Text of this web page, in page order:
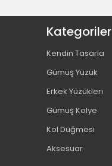
Kategoriler
Kendin Tasarla
Gümüş Yüzük
Erkek Yüzükleri
Gümüş Kolye
Kol Düğmesi
Aksesuar